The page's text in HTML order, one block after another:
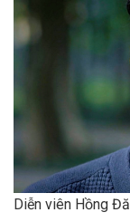
Diễn viên Hồng